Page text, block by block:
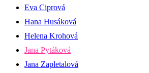
Eva Ciprová
Hana Husáková
Helena Krohová
Jana Pytáková
Jana Zapletalová